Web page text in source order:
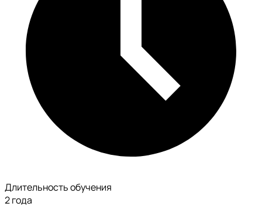
Длительность обучения
2 года